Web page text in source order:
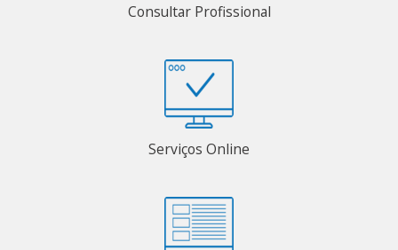
Consultar Profissional
Serviços Online